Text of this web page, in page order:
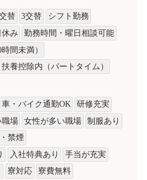
替 3交替
シフト勤務
休み
勤務時間・曜日相談可能
間未満）
扶養控除内（パートタイム）
車・バイク通勤OK
研修充実
職場 女性が多い職場
制服あり
禁煙
入社特典あり
手当が充実
寮対応
寮費無料